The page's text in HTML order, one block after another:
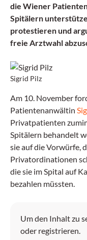
die Wiener
Spitälern
protestieren und
freie Arztwahl
Sigrid Pilz
Am 10. November
Patientenanwältin
Privatpatienten
Spitälern behandelt
sie auf die Vorwürfe,
Privatordinationen
die sie im Spital auf
bezahlen müssten.
Um den Inhalt zu
oder registrieren.